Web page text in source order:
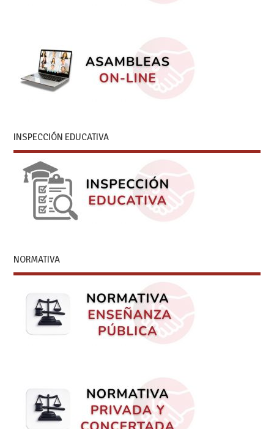
INSPECCIÓN EDUCATIVA
NORMATIVA